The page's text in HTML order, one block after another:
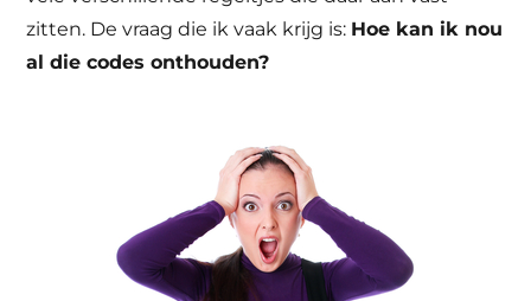
zitten. De vraag die ik vaak krijg is: Hoe kan ik nou
al die codes onthouden?